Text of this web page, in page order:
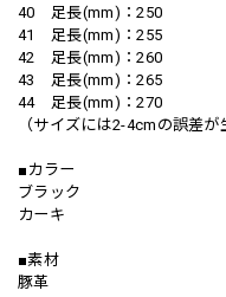
40 足長(mm)：250
41 足長(mm)：255
42 足長(mm)：260
43 足長(mm)：265
44 足長(mm)：270
（サイズには2-4cmの誤差が
■カラー
ブラック
カーキ
■素材
豚革